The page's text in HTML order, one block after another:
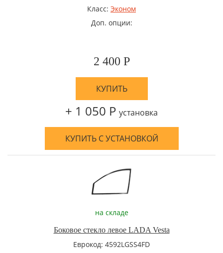
Класс: Эконом
Доп. опции:
2 400 Р
КУПИТЬ
+ 1 050 Р установка
КУПИТЬ С УСТАНОВКОЙ
на складе
Боковое стекло левое LADA Vesta
Еврокод: 4592LGSS4FD